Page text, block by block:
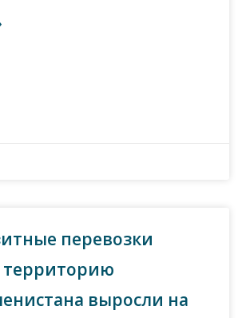
перевозки
территорию
выросли на